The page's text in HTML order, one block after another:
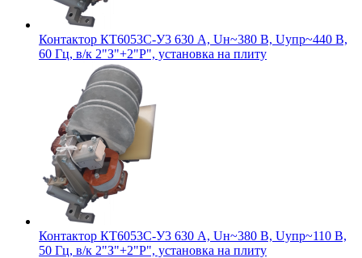
Контактор КТ6053С-У3 630 А, Uн~380 В, Uупр~440 В,
60 Гц, в/к 2"З"+2"Р", установка на плиту
Контактор КТ6053С-У3 630 А, Uн~380 В, Uупр~110 В,
50 Гц, в/к 2"З"+2"Р", установка на плиту